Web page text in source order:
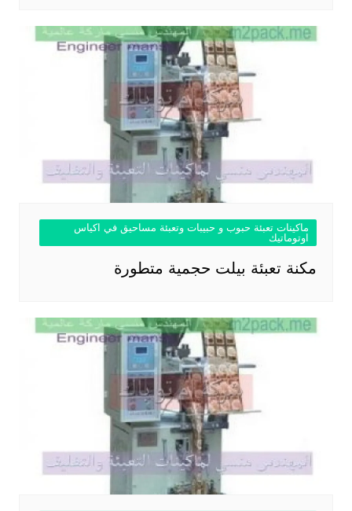
ماكينات تعبئة حبوب و حبيبات وتعبئة مساحيق في اكياس
اوتوماتيك
مكنة تعبئة بيلت حجمية متطورة